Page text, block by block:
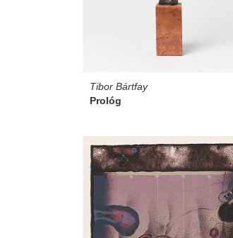
Tibor Bártfay
Prológ